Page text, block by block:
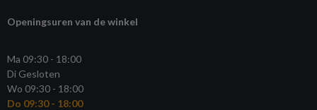
Openingsuren van de winkel
Ma 09:30 - 18:00
Di Gesloten
Wo 09:30 - 18:00
Do 09:30 - 18:00